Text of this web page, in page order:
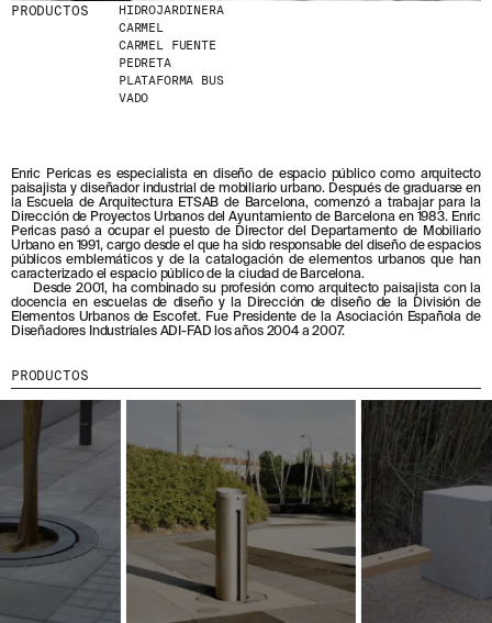
PRODUCTOS
HIDROJARDINERA
CARMEL
CARMEL FUENTE
PEDRETA
PLATAFORMA BUS
VADO
Enric Pericas es especialista en diseño de espacio público como arquitecto
paisajista y diseñador industrial de mobiliario urbano. Después de graduarse en
la Escuela de Arquitectura ETSAB de Barcelona, comenzó a trabajar para la
Dirección de Proyectos Urbanos del Ayuntamiento de Barcelona en 1983. Enric
Pericas pasó a ocupar el puesto de Director del Departamento de Mobiliario
Urbano en 1991, cargo desde el que ha sido responsable del diseño de espacios
públicos emblemáticos y de la catalogación de elementos urbanos que han
caracterizado el espacio público de la ciudad de Barcelona.
Desde 2001, ha combinado su profesión como arquitecto paisajista con la
docencia en escuelas de diseño y la Dirección de diseño de la División de
Elementos Urbanos de Escofet. Fue Presidente de la Asociación Española de
Diseñadores Industriales ADI-FAD los años 2004 a 2007.
PRODUCTOS
MENU
NOSOTROS
PRODUCTOS
PROYECTOS
STORIES
CONTACTO
DESCARGAS
RRSS
IG
IN
FB
NEWSLETTER
NTÉRATE DE NUESTRAS NOVEDADES
SUSCRIBIÉNDOTE A NUESTRA NEWSLETTER.
LEGAL
AVISO LEGAL
POLÍTICA DE COOKIES
POLÍTICA DE PRIVACIDAD